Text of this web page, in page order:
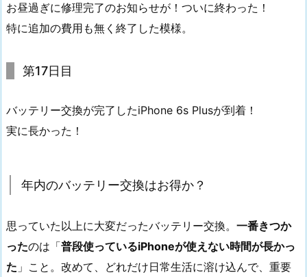
お昼過ぎに修理完了のお知らせが！ついに終わった！
特に追加の費用も無く終了した模様。
第17日目
バッテリー交換が完了したiPhone 6s Plusが到着！
実に長かった！
年内のバッテリー交換はお得か？
思っていた以上に大変だったバッテリー交換。 一番きつか
ったのは「普段使っているiPhoneが使えない時間が長かっ
た 」こと。改めて、どれだけ日常生活に溶け込んで、重要